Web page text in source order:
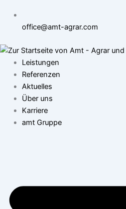
office@amt-agrar.com
Leistungen
Referenzen
Aktuelles
Über uns
Karriere
amt Gruppe